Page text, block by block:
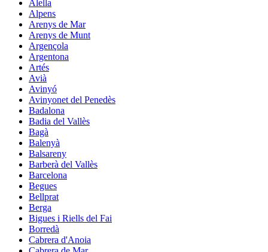
Alella
Alpens
Arenys de Mar
Arenys de Munt
Argençola
Argentona
Artés
Avià
Avinyó
Avinyonet del Penedès
Badalona
Badia del Vallès
Bagà
Balenyà
Balsareny
Barberà del Vallès
Barcelona
Begues
Bellprat
Berga
Bigues i Riells del Fai
Borredà
Cabrera d'Anoia